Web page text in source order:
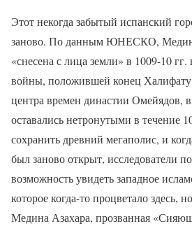
Этот некогда забытый испанский
заново. По данным ЮНЕСКО,
«снесена с лица земли» в 1009-10
войны, положившей конец
центра времен династии Омейядов,
оставались нетронутыми в течение
сохранить древний мегаполис, и
был заново открыт, исследователи
возможность увидеть западное
которое когда-то процветало здесь,
Медина Азахара, прозванная